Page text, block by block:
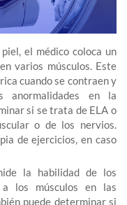
el médico coloca un
varios músculos. Este
cuando se contraen y
anormalidades en la
si se trata de ELA o
o de los nervios.
de ejercicios, en caso
la habilidad de los
los músculos en las
puede determinar si